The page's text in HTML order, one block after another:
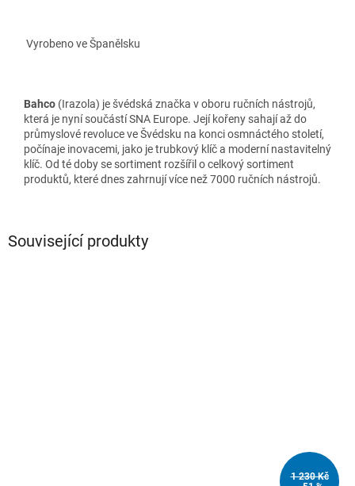
Vyrobeno ve Španělsku
Bahco (Irazola) je švédská značka v oboru ručních nástrojů,
která je nyní součástí SNA Europe. Její kořeny sahají až do
průmyslové revoluce ve Švédsku na konci osmnáctého století,
počínaje inovacemi, jako je trubkový klíč a moderní nastavitelný
klíč. Od té doby se sortiment rozšířil o celkový sortiment
produktů, které dnes zahrnují více než 7000 ručních nástrojů.
Související produkty
1 230 Kč